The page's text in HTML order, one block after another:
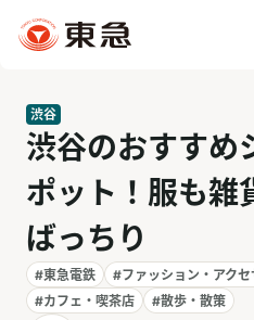
渋谷
渋谷のおすすめ
ポット！服も雑
ばっちり
#東急電鉄 #ファッション・アクセ
#カフェ・喫茶店
#散歩・散策